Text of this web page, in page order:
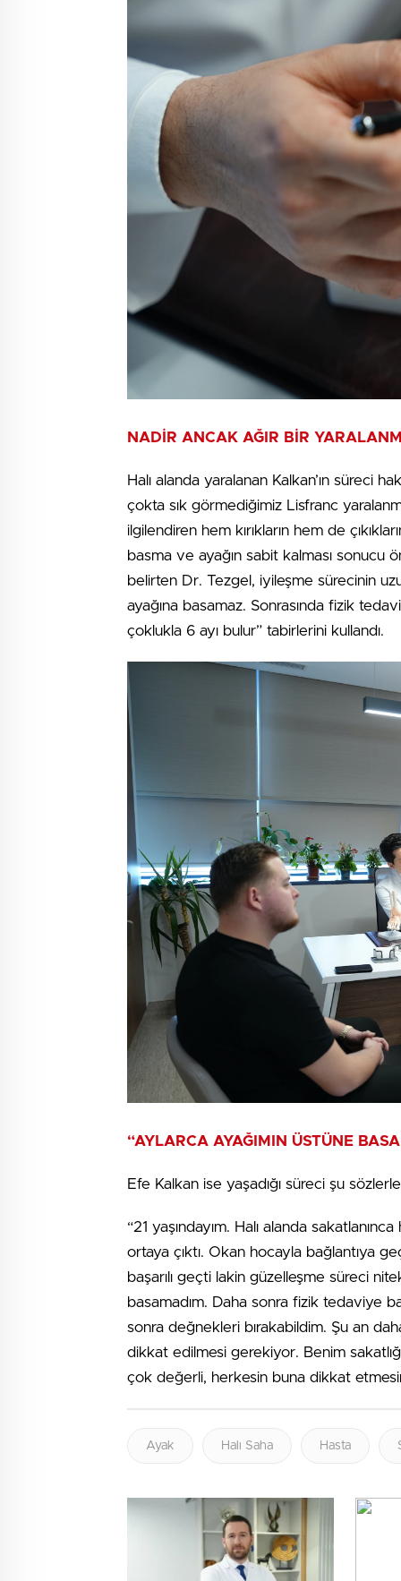
NADİR ANCAK AĞIR BİR
Halı alanda yaralanan Kalkan’ın süreci
çokta sık görmediğimiz Lisfranc
ilgilendiren hem kırıkların hem de
basma ve ayağın sabit kalması sonucu
belirten Dr. Tezgel, iyileşme sürecinin
ayağına basamaz. Sonrasında fizik
çoklukla 6 ayı bulur” tabirlerini kullandı.
“AYLARCA AYAĞIMIN ÜSTÜNE
Efe Kalkan ise yaşadığı süreci şu
“21 yaşındayım. Halı alanda
ortaya çıktı. Okan hocayla bağlantıya
başarılı geçti lakin güzelleşme süreci
basamadım. Daha sonra fizik tedaviye
sonra değnekleri bırakabildim. Şu an
dikkat edilmesi gerekiyor. Benim
çok değerli, herkesin buna dikkat
Ayak Halı Saha Hasta